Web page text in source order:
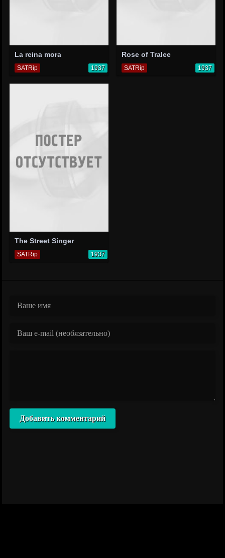
La reina mora
SATRip 1937
Rose of Tralee
SATRip 1937
The Street Singer
SATRip 1937
Добавить комментарий